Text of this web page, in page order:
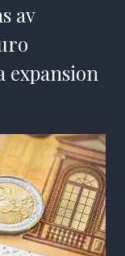
av
expansion